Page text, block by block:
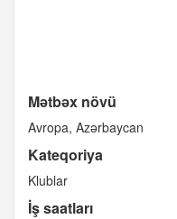
Mətbəx növü
Avropa Azərbaycan
Kateqoriya
Klublar
İş saatları